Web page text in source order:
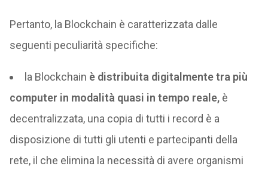
Pertanto, la Blockchain è caratterizzata dalle
seguenti peculiarità specifiche:
la Blockchain è distribuita digitalmente tra più
computer in modalità quasi in tempo reale,è
decentralizzata, una copia di tutti i record è a
disposizione di tutti gli utenti e partecipanti della
rete, il che elimina la necessità di avere organismi